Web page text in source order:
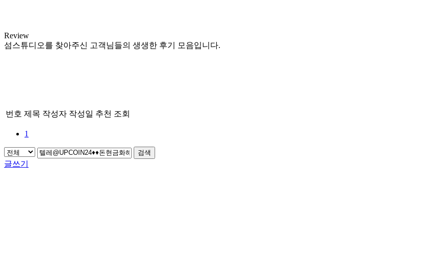
Review
섬스튜디오를 찾아주신 고객님들의 생생한 후기 모음입니다.
번호 제목 작성자 작성일 추천 조회
1
검색
글쓰기